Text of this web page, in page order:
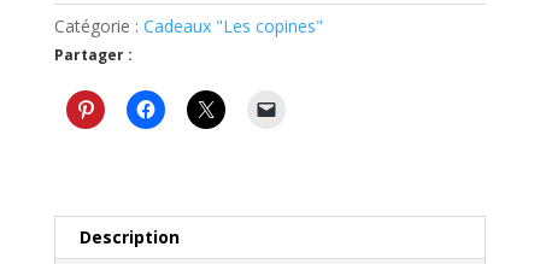
cake
motif
copines
Catégorie : Cadeaux "Les copines"
Partager :
Description